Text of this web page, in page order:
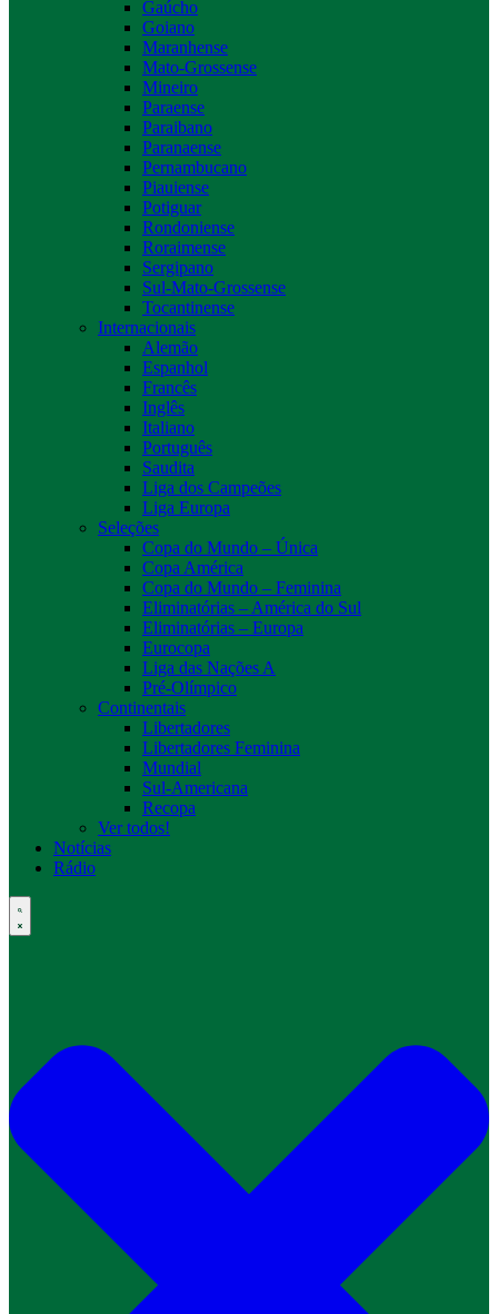
Gaúcho
Goiano
Maranhense
Mato-Grossense
Mineiro
Paraense
Paraibano
Paranaense
Pernambucano
Piauiense
Potiguar
Rondoniense
Roraimense
Sergipano
Sul-Mato-Grossense
Tocantinense
Internacionais
Alemão
Espanhol
Francês
Inglês
Italiano
Português
Saudita
Liga dos Campeões
Liga Europa
Seleções
Copa do Mundo – Única
Copa América
Copa do Mundo – Feminina
Eliminatórias – América do Sul
Eliminatórias – Europa
Eurocopa
Liga das Nações A
Pré-Olímpico
Continentais
Libertadores
Libertadores Feminina
Mundial
Sul-Americana
Recopa
Ver todos!
Notícias
Rádio